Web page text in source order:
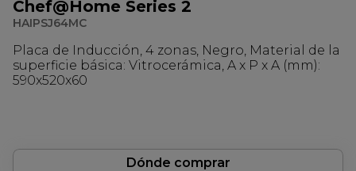
Chef@Home Series 2
HAIPSJ64MC
Placa de Inducción, 4 zonas, Negro, Material de la
superficie básica: Vitrocerámica, A x P x A (mm):
590x520x60
Dónde comprar